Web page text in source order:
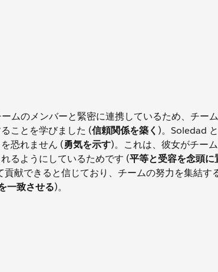
ムのメンバーと緊密に連携しているため、チー
ことを学びました (信頼関係を築く )。Soledad
恐れません (勇気を示す)。これは、彼女がチー
るようにしているためです (平等と受容を念頭に
献できると信じており、チームの努力を集結す
一致させる)。